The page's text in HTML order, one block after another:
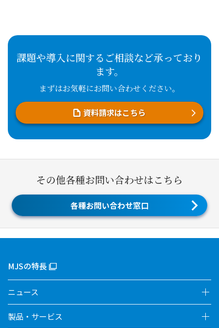
課題や導入に関するご相談など承っており
ます。
まずはお気軽にお問い合わせください。
資料請求はこちら
その他各種お問い合わせはこちら
各種お問い合わせ窓口
MJSの特長
ニュース
製品・サービス